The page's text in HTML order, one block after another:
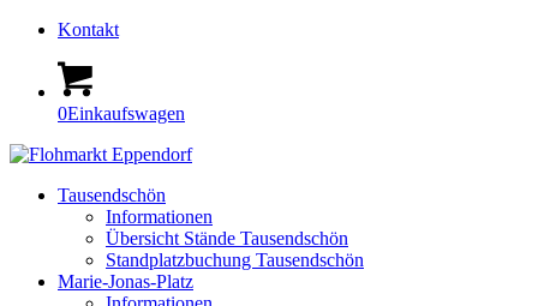
Kontakt
0Einkaufswagen
Tausendschön
Informationen
Übersicht Stände Tausendschön
Standplatzbuchung Tausendschön
Marie-Jonas-Platz